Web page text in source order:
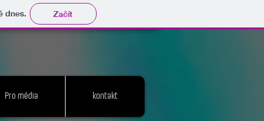
dnes. Začít
Pro média kontakt